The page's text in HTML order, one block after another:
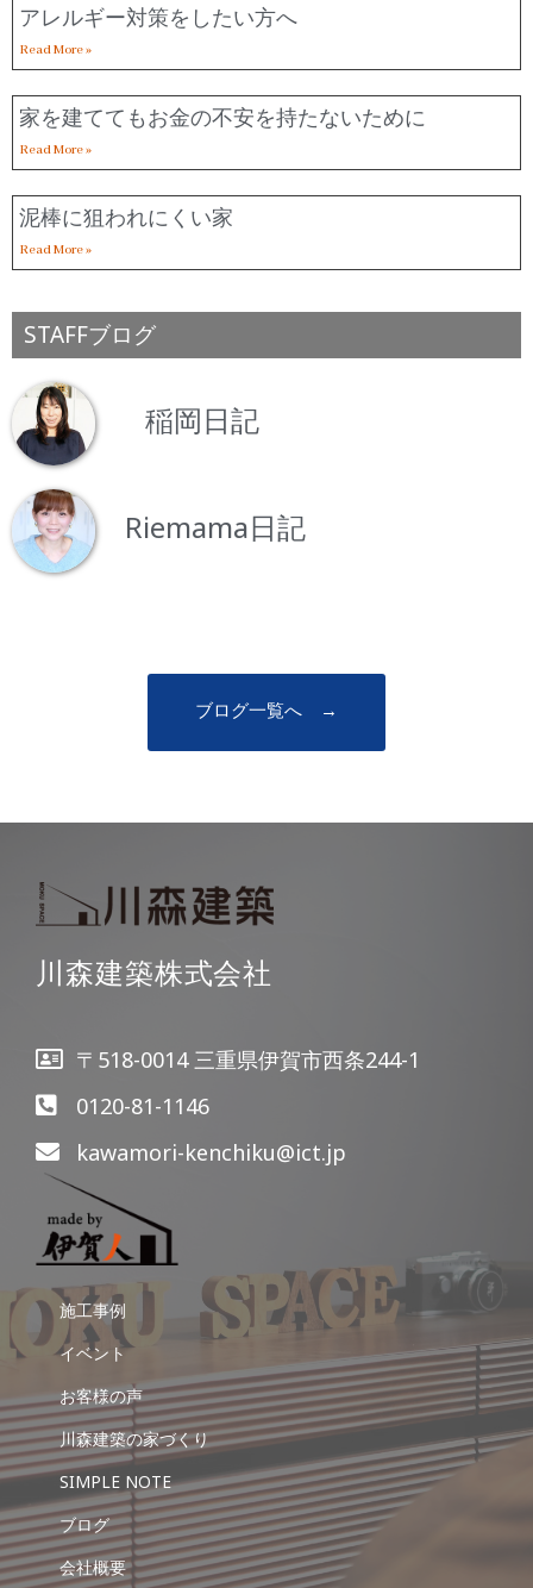
アレルギー対策をしたい方へ
Read More »
家を建ててもお金の不安を持たないために
Read More »
泥棒に狙われにくい家
Read More »
STAFFブログ
稲岡日記
Riemama日記
ブログ一覧へ →
川森建築株式会社
〒518-0014 三重県伊賀市西条244-1
0120-81-1146
kawamori-kenchiku@ict.jp
施工事例
イベント
お客様の声
川森建築の家づくり
SIMPLE NOTE
ブログ
会社概要